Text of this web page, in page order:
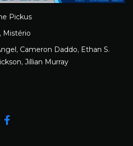
Pickus
, Mistério
, Cameron Daddo, Ethan S.
, Jillian Murray